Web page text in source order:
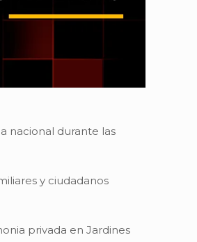
nacional durante las
y ciudadanos
privada en Jardines